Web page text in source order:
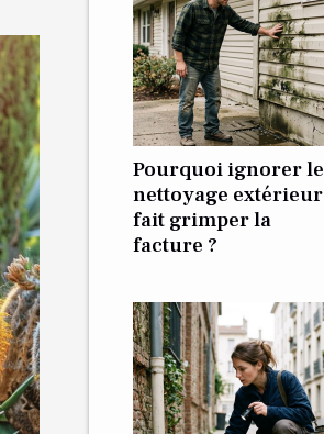
Pourquoi ignorer le
nettoyage extérieur
fait grimper la
facture ?